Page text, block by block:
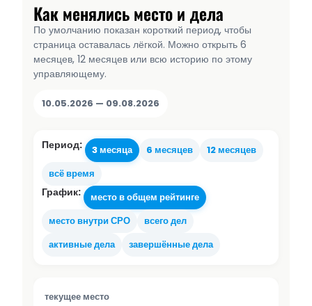
Как менялись место и дела
По умолчанию показан короткий период, чтобы
страница оставалась лёгкой. Можно открыть 6
месяцев, 12 месяцев или всю историю по этому
управляющему.
10.05.2026 — 09.08.2026
Период: 3 месяца 6 месяцев
12 месяцев
всё время
График:
место в общем рейтинге
место внутри СРО
всего дел
активные дела
завершённые дела
текущее место